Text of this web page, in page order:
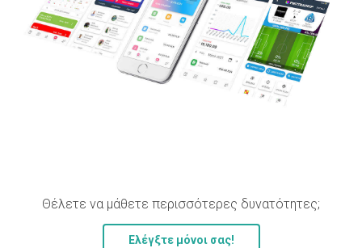
Θέλετε να μάθετε περισσότερες δυνατότητες;
Ελέγξτε μόνοι σας!